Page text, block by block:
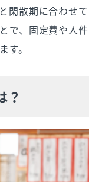
閑散期に合わせて
で、固定費や人件
す。
？